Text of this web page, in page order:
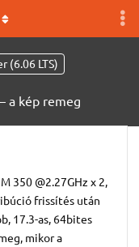
(6.06 LTS)
a kép remeg
350 @2.27GHz x 2,
frissítés után
17.3-as, 64bites
mikor a